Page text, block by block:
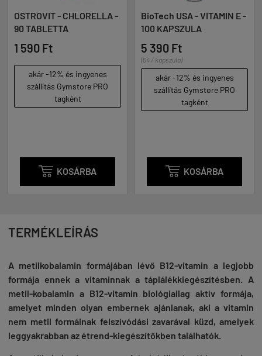
OSTROVIT - CHLORELLA -
90 TABLETTA
1 590 Ft
akár -12% és ingyenes
szállítás Gymstore PRO
tagként
 KOSÁRBA
BioTech USA - VITAMIN E -
100 KAPSZULA
5 390 Ft
(54 / kapszula)
akár -12% és ingyenes
szállítás Gymstore PRO
tagként
 KOSÁRBA
TERMÉKLEÍRÁS
A metilkobalamin formájában lévő B12-vitamin a legjobb
formája ennek a vitaminnak a táplálékkiegészítésben. A
metil-kobalamin a B12-vitamin biológiailag aktív formája,
amelyet minden olyan embernek ajánlanak, aki a vitamin
nem metil formáinak felszívódási zavarával küzd, amelyek
leggyakrabban az étrend-kiegészítőkben találhatók.